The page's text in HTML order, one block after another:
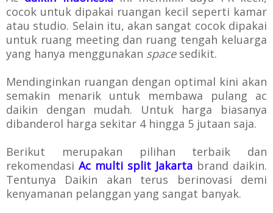
cocok untuk dipakai ruangan kecil seperti kamar
atau studio. Selain itu, akan sangat cocok dipakai
untuk ruang meeting dan ruang tengah keluarga
yang hanya menggunakan spacesedikit.
Mendinginkan ruangan dengan optimal kini akan
semakin menarik untuk membawa pulang ac
daikin dengan mudah. Untuk harga biasanya
dibanderol harga sekitar 4 hingga 5 jutaan saja.
Berikut merupakan pilihan terbaik dan
rekomendasi Ac multi split Jakarta brand daikin.
Tentunya Daikin akan terus berinovasi demi
kenyamanan pelanggan yang sangat banyak.